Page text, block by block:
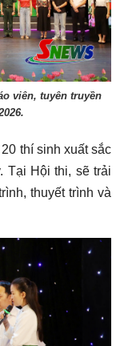
viên, tuyên truyền
thí sinh xuất sắc
Tại Hội thi, sẽ trải
thuyết trình và